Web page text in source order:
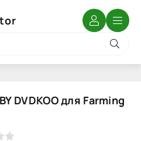
DVDKOO для Farming